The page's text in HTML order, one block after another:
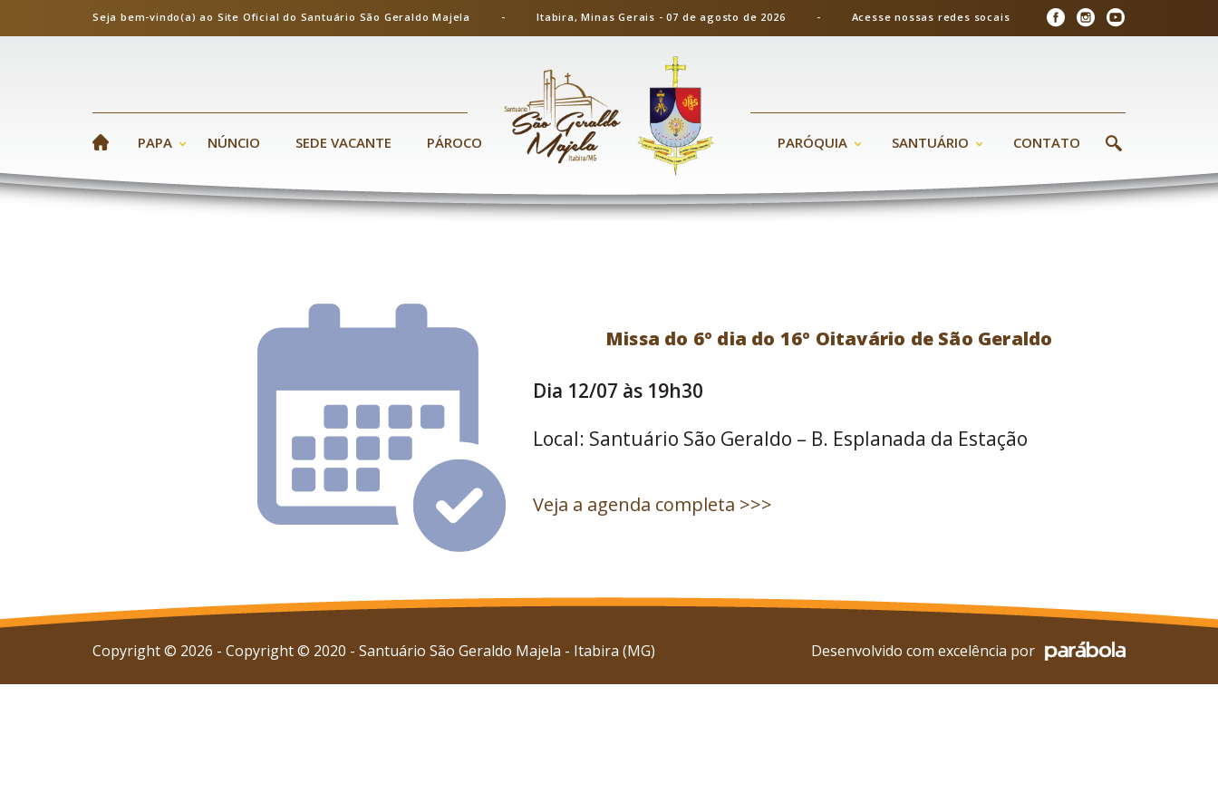
Seja bem-vindo(a) ao Site Oficial do Santuário São Geraldo Majela - Itabira, Minas Gerais - 07 de agosto de 2026 - Acesse nossas redes socais
PAPA NÚNCIO SEDE VACANTE PÁROCO PARÓQUIA SANTUÁRIO CONTATO
Missa do 6º dia do 16º Oitavário de São Geraldo
Dia 12/07 às 19h30
Local: Santuário São Geraldo – B. Esplanada da Estação
Veja a agenda completa >>>
Copyright © 2026 - Copyright © 2020 - Santuário São Geraldo Majela - Itabira (MG) Desenvolvido com excelência por